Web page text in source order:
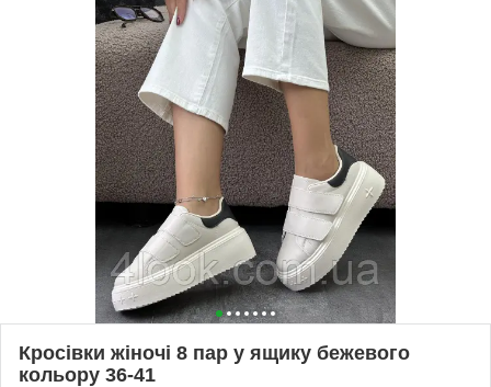
Кросівки жіночі 8 пар у ящику бежевого
кольору 36-41